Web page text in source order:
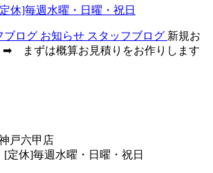
休]毎週水曜・日曜・祝日
ブログ お知らせ スタッフブログ 新規お
まずは概算お見積りをお作りします
定休]毎週水曜・日曜・祝日